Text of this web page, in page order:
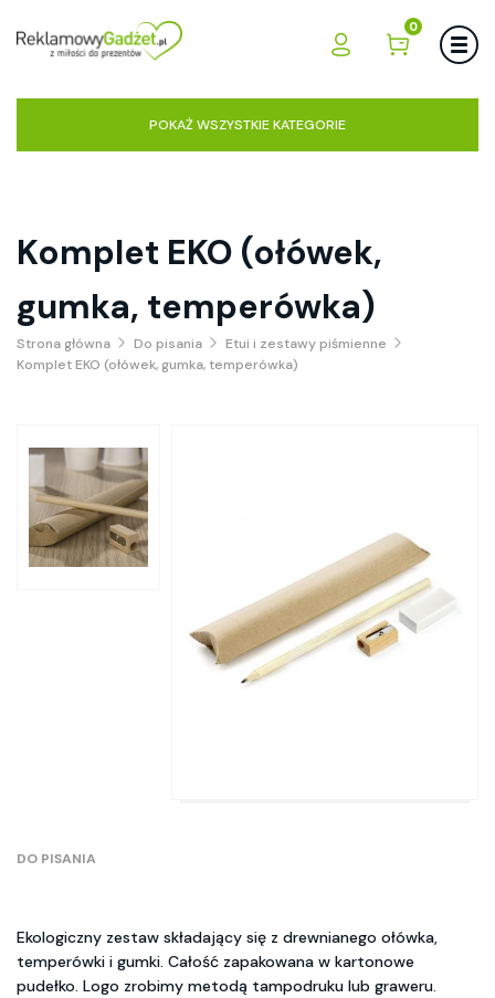
0
POKAŻ WSZYSTKIE KATEGORIE
Komplet EKO (ołówek,
gumka, temperówka)
Strona główna Do pisania
Etui i zestawy piśmienne
Komplet EKO (ołówek, gumka, temperówka)
DO PISANIA
Ekologiczny zestaw składający się z drewnianego ołówka,
temperówki i gumki. Całość zapakowana w kartonowe
pudełko. Logo zrobimy metodą tampodruku lub graweru.